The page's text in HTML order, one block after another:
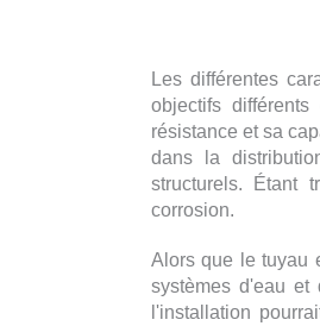
Les différentes
objectifs
résistance et sa
dans la
structurels. Étant
corrosion.
Alors que le tuyau
systèmes d'eau et
l'installation